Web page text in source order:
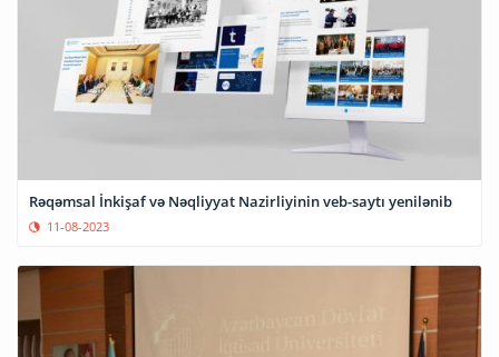
Rəqəmsal İnkişaf və Nəqliyyat Nazirliyinin veb-saytı yenilənib
11-08-2023